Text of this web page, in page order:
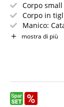
Corpo
Corpo in
Manico:
Colore &
Set con
mostra di più